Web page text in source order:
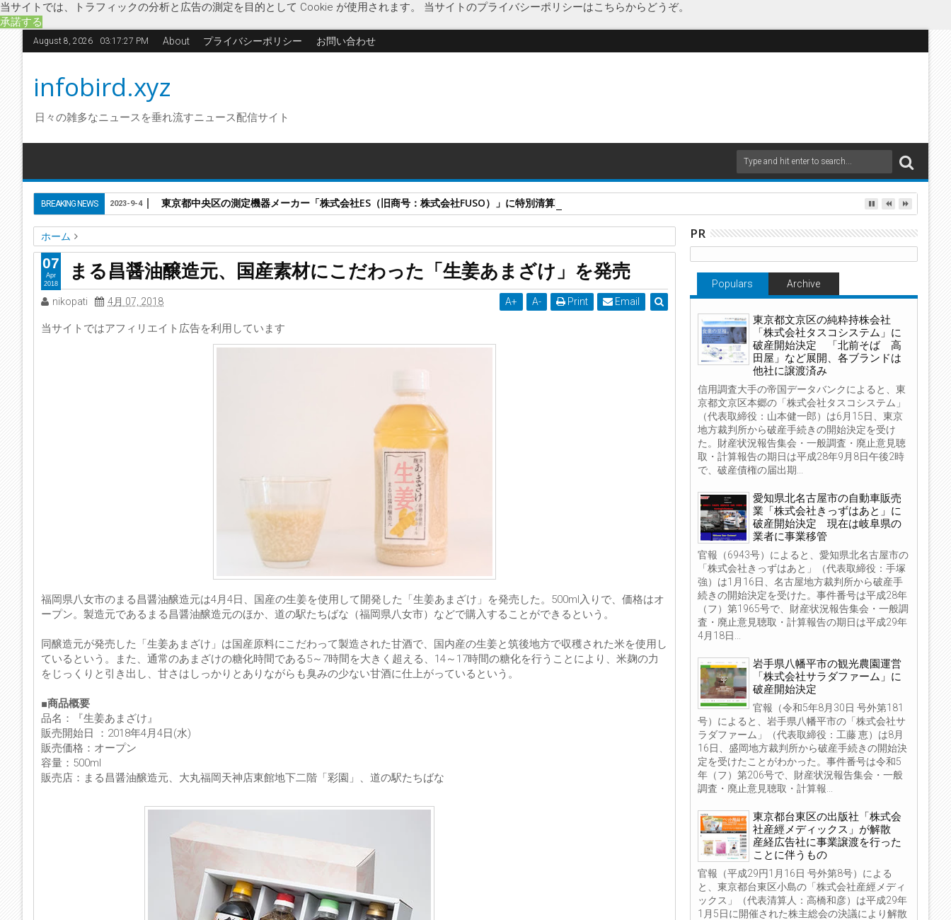
当サイトでは、トラフィックの分析と広告の測定を目的として Cookie が使用されます。 当サイトのプライバシーポリシーはこちらからどうぞ。
承諾する
August 8, 2026 03:17:28 PM About プライバシーポリシー お問い合わせ
infobird.xyz
日々の雑多なニュースを垂れ流すニュース配信サイト
BREAKING NEWS 東京都中央区の測定機器メーカー「株式会社ES（旧商号：株式会社FUSO）」に特別清算開始決定 事業はA-Gas Japanが承継
2023-9-4
ホーム
あまざけ
る昌醤油醸造元 経済 国産原料 新商品 生姜あまざけ
福岡県
まる昌醤油醸造元、国産素材にこだわった「生姜あまざけ」を発売
まる昌醤油醸造元、国産素材にこだわった「生姜あまざけ」を発売
nikopati 4月 07, 2018 A+ A- Print Email
当サイトではアフィリエイト広告を利用しています
福岡県八女市のまる昌醤油醸造元は4月4日、国産の生姜を使用して開発した「生姜あまざけ」を発売した。500ml入りで、価格はオ
ープン。製造元であるまる昌醤油醸造元のほか、道の駅たちばな（福岡県八女市）などで購入することができるという。
同醸造元が発売した「生姜あまざけ」は国産原料にこだわって製造された甘酒で、国内産の生姜と筑後地方で収穫された米を使用し
ているという。また、通常のあまざけの糖化時間である5～7時間を大きく超える、14～17時間の糖化を行うことにより、米麹の力
をじっくりと引き出し、甘さはしっかりとありながらも臭みの少ない甘酒に仕上がっているという。
■商品概要
品名：『生姜あまざけ』
販売開始日 ：2018年4月4日(水)
販売価格：オープン
容量：500ml
販売店：まる昌醤油醸造元、大丸福岡天神店東館地下二階「彩園」、道の駅たちばな
07
Apr
2018
PR
Populars Archive
東京都文京区の純粋持株会社
「株式会社タスコシステム」に
破産開始決定 「北前そば 高
田屋」など展開、各ブランドは
他社に譲渡済み
信用調査大手の帝国データバンクによると、東
京都文京区本郷の「株式会社タスコシステム」
（代表取締役：山本健一郎）は6月15日、東京
地方裁判所から破産手続きの開始決定を受け
た。財産状況報告集会・一般調査・廃止意見聴
取・計算報告の期日は平成28年9月8日午後2時
で、破産債権の届出期...
愛知県北名古屋市の自動車販売
業「株式会社きっずはあと」に
破産開始決定 現在は岐阜県の
業者に事業移管
官報（6943号）によると、愛知県北名古屋市の
「株式会社きっずはあと」（代表取締役：手塚
強）は1月16日、名古屋地方裁判所から破産手
続きの開始決定を受けた。事件番号は平成28年
（フ）第1965号で、財産状況報告集会・一般調
査・廃止意見聴取・計算報告の期日は平成29年
4月18日...
岩手県八幡平市の観光農園運営
「株式会社サラダファーム」に
破産開始決定
官報（令和5年8月30日 号外第181
号）によると、岩手県八幡平市の「株式会社サ
ラダファーム」（代表取締役：工藤 恵）は8月
16日、盛岡地方裁判所から破産手続きの開始決
定を受けたことがわかった。事件番号は令和5
年（フ）第206号で、財産状況報告集会・一般
調査・廃止意見聴取・計算報...
東京都台東区の出版社「株式会
社産經メディックス」が解散
産経広告社に事業譲渡を行った
ことに伴うもの
官報（平成29円1月16日 号外第8号）による
と、東京都台東区小島の「株式会社産經メディ
ックス」（代表清算人：高橋和彦）は平成29年
1月5日に開催された株主総会の決議により解散